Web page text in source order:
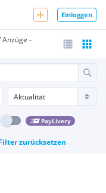
Einloggen
Anzüge -
PayLivery
zurücksetzen